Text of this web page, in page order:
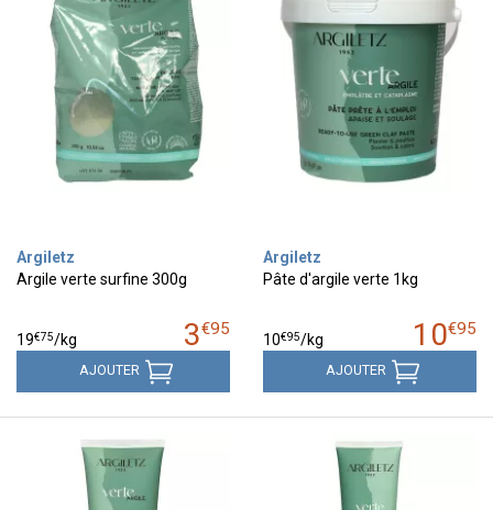
Argiletz
Argile verte surfine 300g
3€95
19€75/kg
AJOUTER
Argiletz
Pâte d'argile verte 1kg
10€95
10€95/kg
AJOUTER